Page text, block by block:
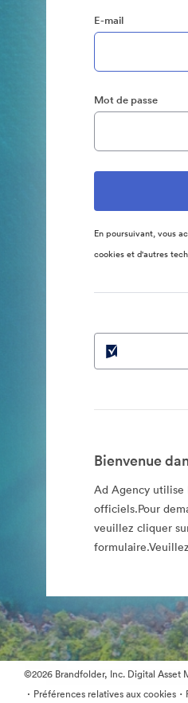
E-mail
Mot de passe
En poursuivant, vous
cookies et d'autres
Bienvenue
Ad Agency utilise
officiels.Pour
veuillez cliquer
©2026 Brandfolder, Inc. Digital Asset
· Préférences relatives aux cookies ·